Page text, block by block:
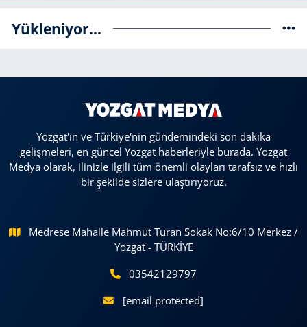
Yükleniyor...
Yozgat'ın ve Türkiye'nin gündemindeki son dakika
gelişmeleri, en güncel Yozgat haberleriyle burada. Yozgat
Medya olarak, ilinizle ilgili tüm önemli olayları tarafsız ve hızlı
bir şekilde sizlere ulaştırıyoruz.
Medrese Mahalle Mahmut Turan Sokak No:6/10 Merkez /
Yozgat - TÜRKİYE
03542129797
[email protected]